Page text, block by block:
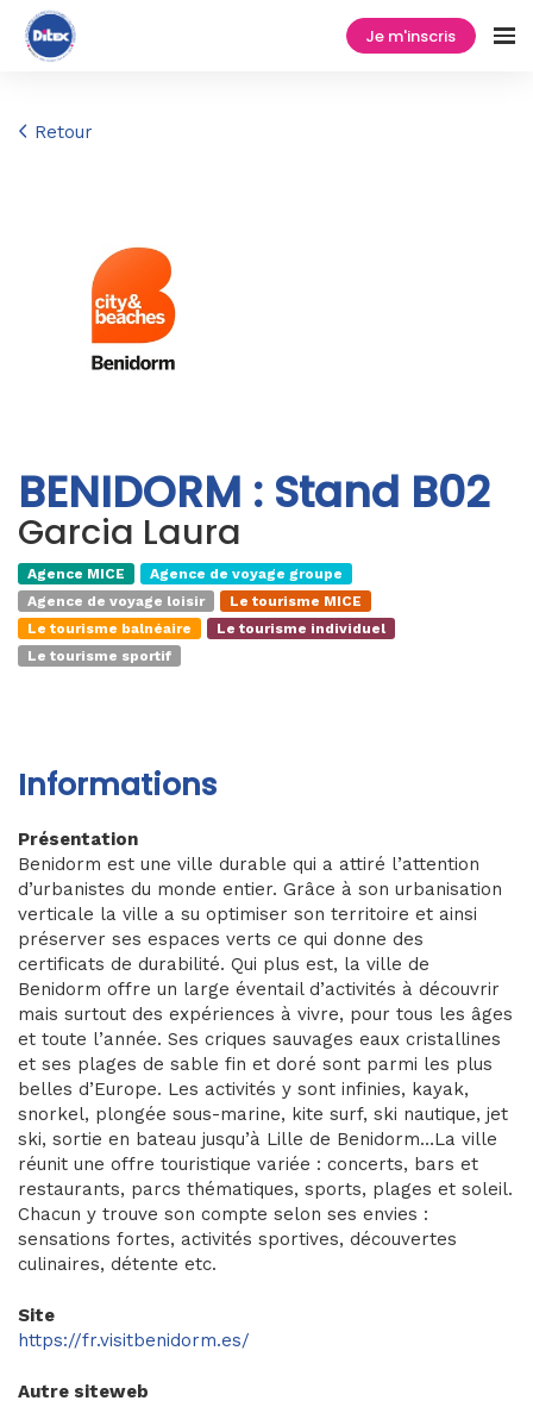
Je m'inscris
Retour
BENIDORM : Stand B02
Garcia Laura
Agence MICE
Agence de voyage groupe
Agence de voyage loisir
Le tourisme MICE
Le tourisme balnéaire
Le tourisme individuel
Le tourisme sportif
Informations
Présentation
Benidorm est une ville durable qui a attiré l’attention
d’urbanistes du monde entier. Grâce à son urbanisation
verticale la ville a su optimiser son territoire et ainsi
préserver ses espaces verts ce qui donne des
certificats de durabilité. Qui plus est, la ville de
Benidorm offre un large éventail d’activités à découvrir
mais surtout des expériences à vivre, pour tous les âges
et toute l’année. Ses criques sauvages eaux cristallines
et ses plages de sable fin et doré sont parmi les plus
belles d’Europe. Les activités y sont infinies, kayak,
snorkel, plongée sous-marine, kite surf, ski nautique, jet
ski, sortie en bateau jusqu’à Lille de Benidorm…La ville
réunit une offre touristique variée : concerts, bars et
restaurants, parcs thématiques, sports, plages et soleil.
Chacun y trouve son compte selon ses envies :
sensations fortes, activités sportives, découvertes
culinaires, détente etc.
Site
https://fr.visitbenidorm.es/
Autre siteweb